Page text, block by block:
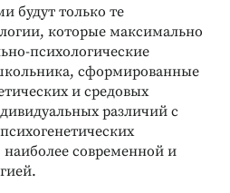
будут только те
которые максимально
психологические
сформированные
и средовых
различий с
наиболее современной и